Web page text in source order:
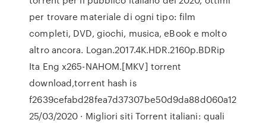
per trovare materiale di ogni tipo: film
completi, DVD, giochi, musica, eBook e molto
altro ancora. Logan.2017.4K.HDR.2160p.BDRip
Ita Eng x265-NAHOM.[MKV] torrent
download,torrent hash is
f2639cefabd28fea7d37307be50d9da88d060a12
25/03/2020 · Migliori siti Torrent italiani: quali